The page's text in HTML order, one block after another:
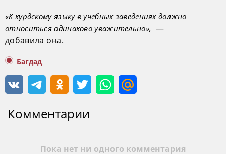
«К курдскому языку в учебных заведениях должно
относиться одинаково уважительно», —
добавила она.
Багдад
Комментарии
Пока нет ни одного комментария